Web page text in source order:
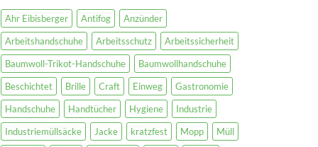
Ahr Eibisberger Antifog
Anzünder
Arbeitshandschuhe
Arbeitsschutz
Arbeitssicherheit
Baumwoll-Trikot-Handschuhe
Baumwollhandschuhe
Beschichtet
Brille Craft Einweg
Gastronomie
Handschuhe
Handtücher Hygiene
Industrie
Industriemüllsäcke
Jacke kratzfest Mopp
Müll